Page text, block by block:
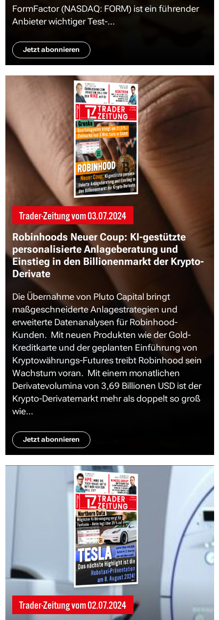
FormFactor (NASDAQ: FORM) ist ein führender
Anbieter wichtiger Test-...
Jetzt abonnieren
Trader-Zeitung vom03.07.2024
Robinhoods Neuer Coup: KI-gestützte
personalisierte Anlageberatung und
Einstieg in den Billionenmarkt der Krypto-
Derivate
Die Übernahme von Pluto Capital bringt
maßgeschneiderte Anlagestrategien und
erweiterte Datenanalysen für Robinhood-
Kunden. Mit neuen Produkten wie der Gold-
Kreditkarte und der geplanten Einführung von
Kryptowährungs-Futures treibt Robinhood sein
Wachstum voran. Mit einem monatlichen
Derivatevolumina von 3,69 Billionen USD ist der
Krypto-Derivatemarkt mehr als doppelt so groß
wie...
Jetzt abonnieren
Trader-Zeitung vom02.07.2024